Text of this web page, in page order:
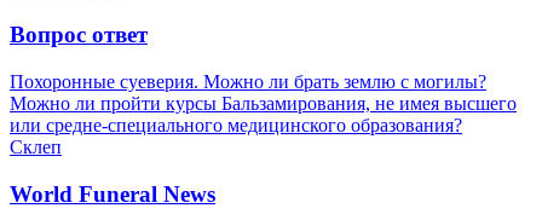
Вопрос ответ
Похоронные суеверия. Можно ли брать землю с могилы?
Можно ли пройти курсы Бальзамирования, не имея высшего
или средне-специального медицинского образования?
Склеп
World Funeral News